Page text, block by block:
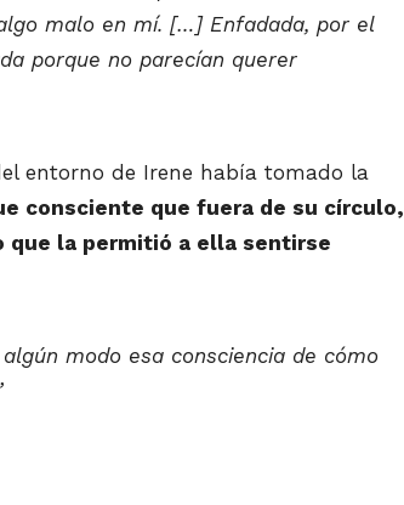
malo en mí. […] Enfadada, por el
porque no parecían querer
entorno de Irene había tomado la
consciente que fuera de su círculo,
que la permitió a ella sentirse
modo esa consciencia de cómo